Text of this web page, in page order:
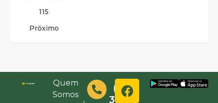
115
Próximo
Quem
Somos
(48)
3632-